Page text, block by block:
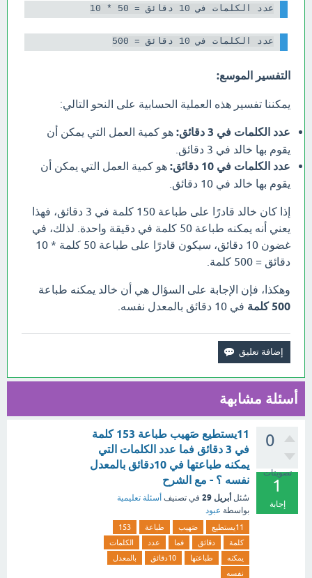
عدد الكلمات في 10 دقائق = 50 * 10
عدد الكلمات في 10 دقائق = 500
التفسير الموسع:
يمكننا تفسير هذه العملية الحسابية على النحو التالي:
عدد الكلمات في 3 دقائق:
هو كمية العمل التي يمكن أن
يقوم بها خالد في 3 دقائق.
عدد الكلمات في 10 دقائق:
هو كمية العمل التي يمكن أن
يقوم بها خالد في 10 دقائق.
إذا كان خالد قادرًا على طباعة 150 كلمة في 3 دقائق، فهذا
يعني أنه يمكنه طباعة 50 كلمة في دقيقة واحدة. لذلك، في
غضون 10 دقائق، سيكون قادرًا على طباعة 50 كلمة * 10
دقائق = 500 كلمة.
وهكذا، فإن الإجابة على السؤال هي أن خالد يمكنه طباعة
500 كلمة في 10 دقائق بالمعدل نفسه.
أسئلة مشابهة
0
تصويتات
1
إجابة
11يستطيع صَهيب طباعة 153 كلمة
في 3 دقائق فما عدد الكلمات التي
يمكنه طباعتها في 10دقائق بالمعدل
نفسه ؟ - مع الشرح
سُئل أبريل 29 في تصنيف أسئلة تعليمية
بواسطة عبود
11يستطيع صَهيب طباعة
153
كلمة
دقائق فما عدد
الكلمات
يمكنه
طباعتها 10دقائق
بالمعدل
نفسه